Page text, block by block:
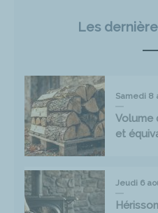
Les
Samedi 8
Volume
et
Jeudi 6